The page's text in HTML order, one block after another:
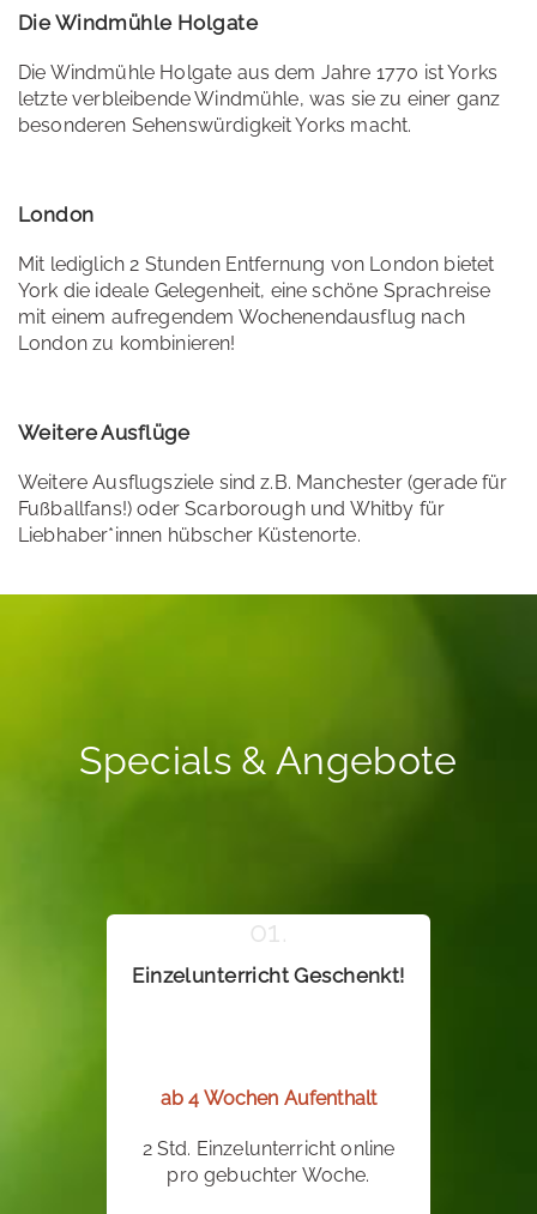
Die Windmühle Holgate
Die Windmühle Holgate aus dem Jahre 1770 ist Yorks
letzte verbleibende Windmühle, was sie zu einer ganz
besonderen Sehenswürdigkeit Yorks macht.
London
Mit lediglich 2 Stunden Entfernung von London bietet
York die ideale Gelegenheit, eine schöne Sprachreise
mit einem aufregendem Wochenendausflug nach
London zu kombinieren!
Weitere Ausflüge
Weitere Ausflugsziele sind z.B. Manchester (gerade für
Fußballfans!) oder Scarborough und Whitby für
Liebhaber*innen hübscher Küstenorte.
Specials & Angebote
Einzelunterricht Geschenkt!
ab 4 Wochen Aufenthalt
2 Std. Einzelunterricht online
pro gebuchter Woche.